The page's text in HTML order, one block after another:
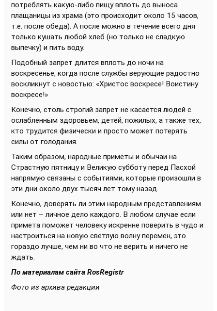
потреблять какую-либо пищу вплоть до выноса
плащаницы из храма (это происходит около 15 часов,
т.е. после обеда). А после можно в течение всего дня
только кушать любой хлеб (но только не сладкую
выпечку) и пить воду.
Подобный запрет длится вплоть до ночи на
воскресенье, когда после службы верующие радостно
воскликнут с новостью: «Христос воскресе! Воистину
воскресе!»
Конечно, столь строгий запрет не касается людей с
ослабленным здоровьем, детей, пожилых, а также тех,
кто трудится физически и просто может потерять
силы от голодания.
Таким образом, народные приметы и обычаи на
Страстную пятницу и Великую субботу перед Пасхой
напрямую связаны с событиями, которые произошли в
эти дни около двух тысяч лет тому назад.
Конечно, доверять ли этим народным представлениям
или нет – личное дело каждого. В любом случае если
примета поможет человеку искренне поверить в чудо и
настроиться на новую светлую волну перемен, это
гораздо лучше, чем ни во что не верить и ничего не
ждать.
По материалам сайта RosRegistr
Фото из архива редакции